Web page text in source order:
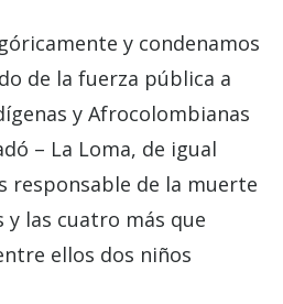
y condenamos
de la fuerza pública a
y Afrocolombianas
– La Loma, de igual
responsable de la muerte
y las cuatro más que
ellos dos niños